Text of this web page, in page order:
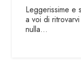
Leggerissime e
a voi di
nulla…